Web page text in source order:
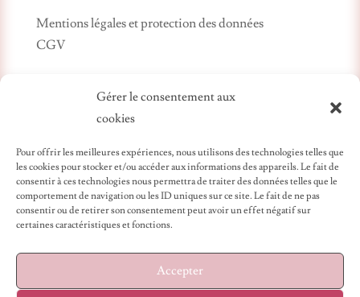
Gérer le consentement aux
cookies
Pour offrir les meilleures expériences, nous utilisons des technologies telles que
les cookies pour stocker et/ou accéder aux informations des appareils. Le fait de
consentir à ces technologies nous permettra de traiter des données telles que le
comportement de navigation ou les ID uniques sur ce site. Le fait de ne pas
consentir ou de retirer son consentement peut avoir un effet négatif sur
certaines caractéristiques et fonctions.
Accepter
Mentions légales et protection des données
CGV
Création artisanale
Les bijoux que nous proposons sont conçus et montés
au sein de notre atelier de fabrication dans la
Métropole lilloise.